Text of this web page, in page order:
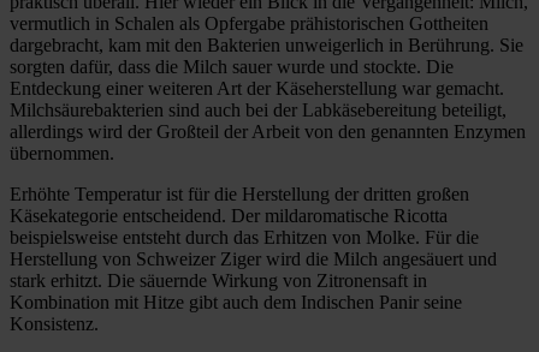
vermutlich in Schalen als Opfergabe prähistorischen Gottheiten
dargebracht, kam mit den Bakterien unweigerlich in Berührung. Sie
sorgten dafür, dass die Milch sauer wurde und stockte. Die
Entdeckung einer weiteren Art der Käseherstellung war gemacht.
Milchsäurebakterien sind auch bei der Labkäsebereitung beteiligt,
allerdings wird der Großteil der Arbeit von den genannten Enzymen
übernommen.
Erhöhte Temperatur ist für die Herstellung der dritten großen
Käsekategorie entscheidend. Der mildaromatische Ricotta
beispielsweise entsteht durch das Erhitzen von Molke. Für die
Herstellung von Schweizer Ziger wird die Milch angesäuert und
stark erhitzt. Die säuernde Wirkung von Zitronensaft in
Kombination mit Hitze gibt auch dem Indischen Panir seine
Konsistenz.